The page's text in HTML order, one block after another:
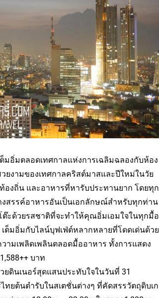
มอิ่มตลอดเทศกาลแห่งการเฉลิมฉลองกับห้อง
งามของเทศกาลคริสต์มาสและปีใหม่ในวัย
องถิ่น และอาหารที่หารับประทานยาก โดยทุก
สรรค์อาหารอันเป็นเอกลักษณ์สำหรับทุกท่าน
ต๊ะด้วยรสชาติที่จะทำให้คุณอิ่มเอมใจในทุกมื้อ
ต็มอิ่มกับไลน์บุฟเฟ่ต์หลากหลายที่โดดเด่นด้วย
มเพลิดเพลินตลอดมื้ออาหาร ทั้งการแสดง
บาท
ดินเนอร์สุดแสนประทับใจในวันที่ 31
ยต้นตำรับในสเตชั่นต่างๆ ที่คัดสรรวัตถุดิบเก